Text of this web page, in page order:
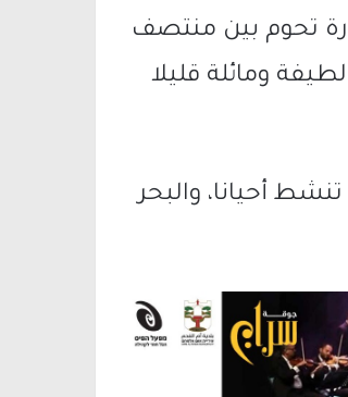
تحوم بين منتصف
ومائلة قليلا
أحيانا، والبحر